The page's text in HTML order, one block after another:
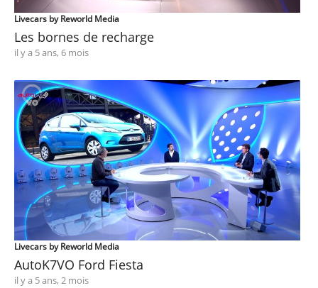
Livecars by Reworld Media
Les bornes de recharge
il y a 5 ans, 6 mois
Livecars by Reworld Media
AutoK7VO Ford Fiesta
il y a 5 ans, 2 mois